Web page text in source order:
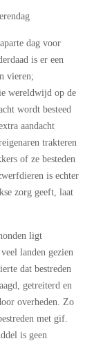
dag voor
is er een
vieren;
wereldwijd op de
wordt besteed
aandacht
trakteren
of ze besteden
is echter
zorg geeft, laat
ligt
landen gezien
dat bestreden
getreiterd en
overheden. Zo
met gif.
is geen